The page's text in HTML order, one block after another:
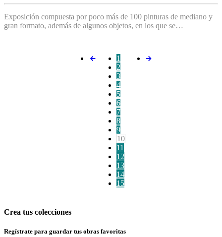
Exposición compuesta por poco más de 100 pinturas de mediano y
gran formato, además de algunos objetos, en los que se…
1
2
3
4
5
6
7
8
9
10
11
12
13
14
15
Crea tus colecciones
Regístrate para guardar tus obras favoritas